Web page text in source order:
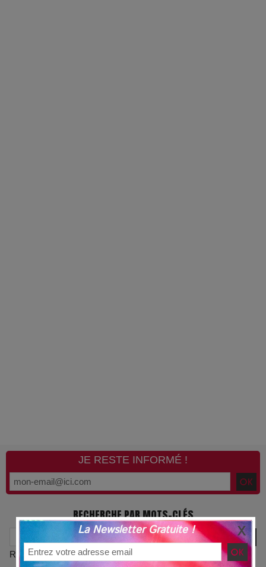
JE RESTE INFORMÉ !
RECHERCHE PAR MOTS-CLÉS
Recherche avancée
La Newsletter Gratuite !